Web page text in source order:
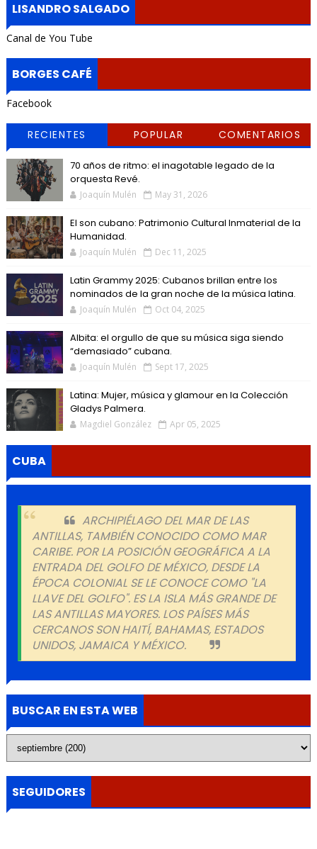
LISANDRO SALGADO
Canal de You Tube
BORGES CAFÉ
Facebook
RECIENTES POPULAR COMENTARIOS
70 años de ritmo: el inagotable legado de la
orquesta Revé.
Joaquín Mulén May 31, 2026
El son cubano: Patrimonio Cultural Inmaterial de la
Humanidad.
Joaquín Mulén Dec 11, 2025
Latin Grammy 2025: Cubanos brillan entre los
nominados de la gran noche de la música latina.
Joaquín Mulén Oct 04, 2025
Albita: el orgullo de que su música siga siendo
“demasiado” cubana.
Joaquín Mulén Sept 17, 2025
Latina: Mujer, música y glamour en la Colección
Gladys Palmera.
Magdiel González Apr 05, 2025
CUBA
ARCHIPIÉLAGO DEL MAR DE LAS
ANTILLAS, TAMBIÉN CONOCIDO COMO MAR
CARIBE. POR LA POSICIÓN GEOGRÁFICA A LA
ENTRADA DEL GOLFO DE MÉXICO, DESDE LA
ÉPOCA COLONIAL SE LE CONOCE COMO "LA
LLAVE DEL GOLFO". ES LA ISLA MÁS GRANDE DE
LAS ANTILLAS MAYORES. LOS PAÍSES MÁS
CERCANOS SON HAITÍ, BAHAMAS, ESTADOS
UNIDOS, JAMAICA Y MÉXICO.
BUSCAR EN ESTA WEB
SEGUIDORES